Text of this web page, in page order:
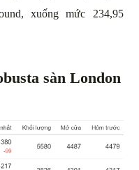
xuống mức 234,95
sàn London